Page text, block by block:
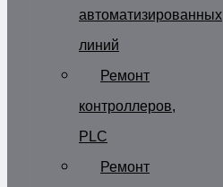
автоматизированных
линий
Ремонт
контроллеров,
PLC
Ремонт